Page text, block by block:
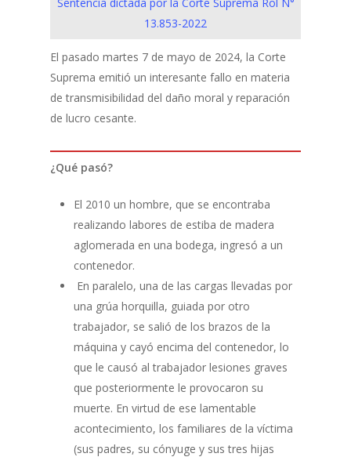
13.853-2022
El pasado martes 7 de mayo de 2024, la Corte
Suprema emitió un interesante fallo en materia
de transmisibilidad del daño moral y reparación
de lucro cesante.
¿Qué pasó?
El 2010 un hombre, que se encontraba
realizando labores de estiba de madera
aglomerada en una bodega, ingresó a un
contenedor.
En paralelo, una de las cargas llevadas por
una grúa horquilla, guiada por otro
trabajador, se salió de los brazos de la
máquina y cayó encima del contenedor, lo
que le causó al trabajador lesiones graves
que posteriormente le provocaron su
muerte. En virtud de ese lamentable
acontecimiento, los familiares de la víctima
(sus padres, su cónyuge y sus tres hijas